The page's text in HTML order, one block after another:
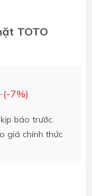
TOTO
(-7%)
báo trước.
giá chính thức